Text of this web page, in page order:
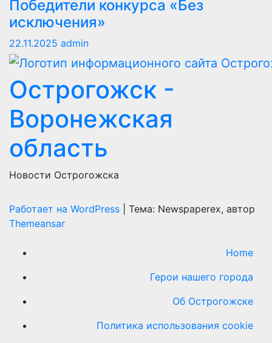
Победители конкурса «Без
исключения»
22.11.2025 admin
Острогожск -
Воронежская
область
Новости Острогожска
Работает на WordPress
Тема: Newspaperex, автор
Themeansar
Home
Герои нашего города
Об Острогожске
Политика использования cookie